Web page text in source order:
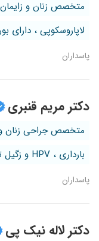
متخصص زنان و زایمان
لاپاروسکوپی ، دارای
پاسداران
دکتر مریم قنبری
متخصص جراحی زنان و
بارداری ، HPV و زگیل تناسلی، جراحی زنان
پاسداران
دکتر لاله نیک پی